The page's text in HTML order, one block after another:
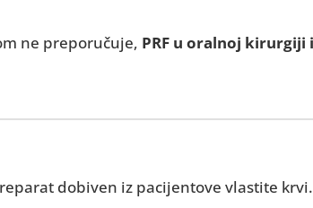
ne preporučuje, PRF u oralnoj
dobiven iz pacijentove vlastite krvi.